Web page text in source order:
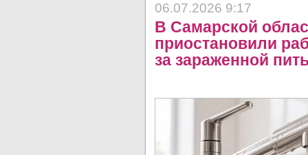
06.07.2026 9:17
В Самарской
приостановили
за зараженной